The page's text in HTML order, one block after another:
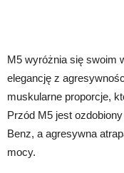
M5 wyróżnia się swoim
elegancję z
muskularne proporcje,
Przód M5 jest
Benz, a agresywna
mocy.